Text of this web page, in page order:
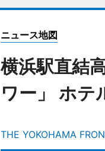
ニュース地図
横浜駅直結
ワー」 ホ
THE YOKOHAMA